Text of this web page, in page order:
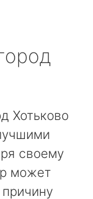
Хотьково
своему
может